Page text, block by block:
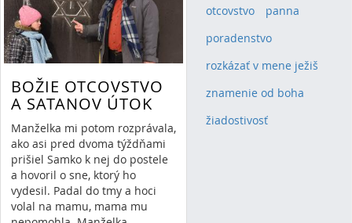
BOŽIE OTCOVSTVO
A SATANOV ÚTOK
Manželka mi potom rozprávala,
ako asi pred dvoma týždňami
prišiel Samko k nej do postele
a hovoril o sne, ktorý ho
vydesil. Padal do tmy a hoci
volal na mamu, mama mu
otcovstvo (1)panna
poradenstvo
rozkázať v mene ježiš
znamenie od boha
žiadostivosť